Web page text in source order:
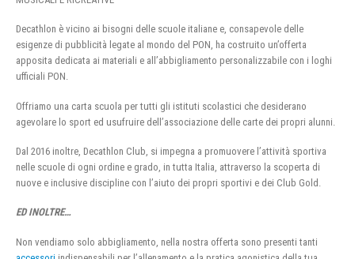
Decathlon è vicino ai bisogni delle scuole italiane e, consapevole delle
esigenze di pubblicità legate al mondo del PON, ha costruito un’offerta
apposita dedicata ai materiali e all’abbigliamento personalizzabile con i loghi
ufficiali PON.
Offriamo una carta scuola per tutti gli istituti scolastici che desiderano
agevolare lo sport ed usufruire dell’associazione delle carte dei propri alunni.
Dal 2016 inoltre, Decathlon Club, si impegna a promuovere l’attività sportiva
nelle scuole di ogni ordine e grado, in tutta Italia, attraverso la scoperta di
nuove e inclusive discipline con l’aiuto dei propri sportivi e dei Club Gold.
ED INOLTRE…
Non vendiamo solo abbigliamento, nella nostra offerta sono presenti tanti